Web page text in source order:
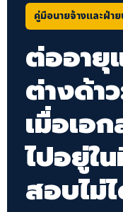
คู่มือนายจ้างและฝ่า
ต่ออายุ
ต่างด้า
เมื่อเอ
ไปอยู่ใ
สอบไม่